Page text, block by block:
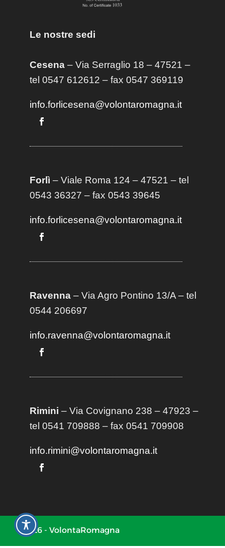
Le nostre sedi
Cesena– Via Serraglio 18 – 47521 –
tel 0547 612612 – fax 0547 369119
info.forlicesena@volontaromagna.it
Forlì – Viale Roma 124 – 47521 – tel
0543 36327 – fax 0543 39645
info.forlicesena@volontaromagna.it
Ravenna– Via Agro Pontino 13/A– tel
0544 206697
info.ravenna@volontaromagna.it
Rimini – Via Covignano 238 – 47923 –
tel 0541 709888 – fax 0541 709908
info.rimini@volontaromagna.it
2026 - VolontaRomagna